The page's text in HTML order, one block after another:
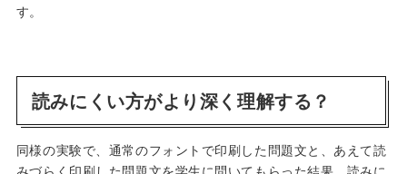
す。
読みにくい方がより深く理解する？
同様の実験で、通常のフォントで印刷した問題文と、あえて読
みづらく印刷した問題文を学生に問いてもらった結果、読みに